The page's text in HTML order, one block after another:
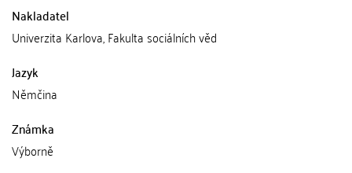
Nakladatel
Univerzita Karlova, Fakulta sociálních věd
Jazyk
Němčina
Známka
Výborně